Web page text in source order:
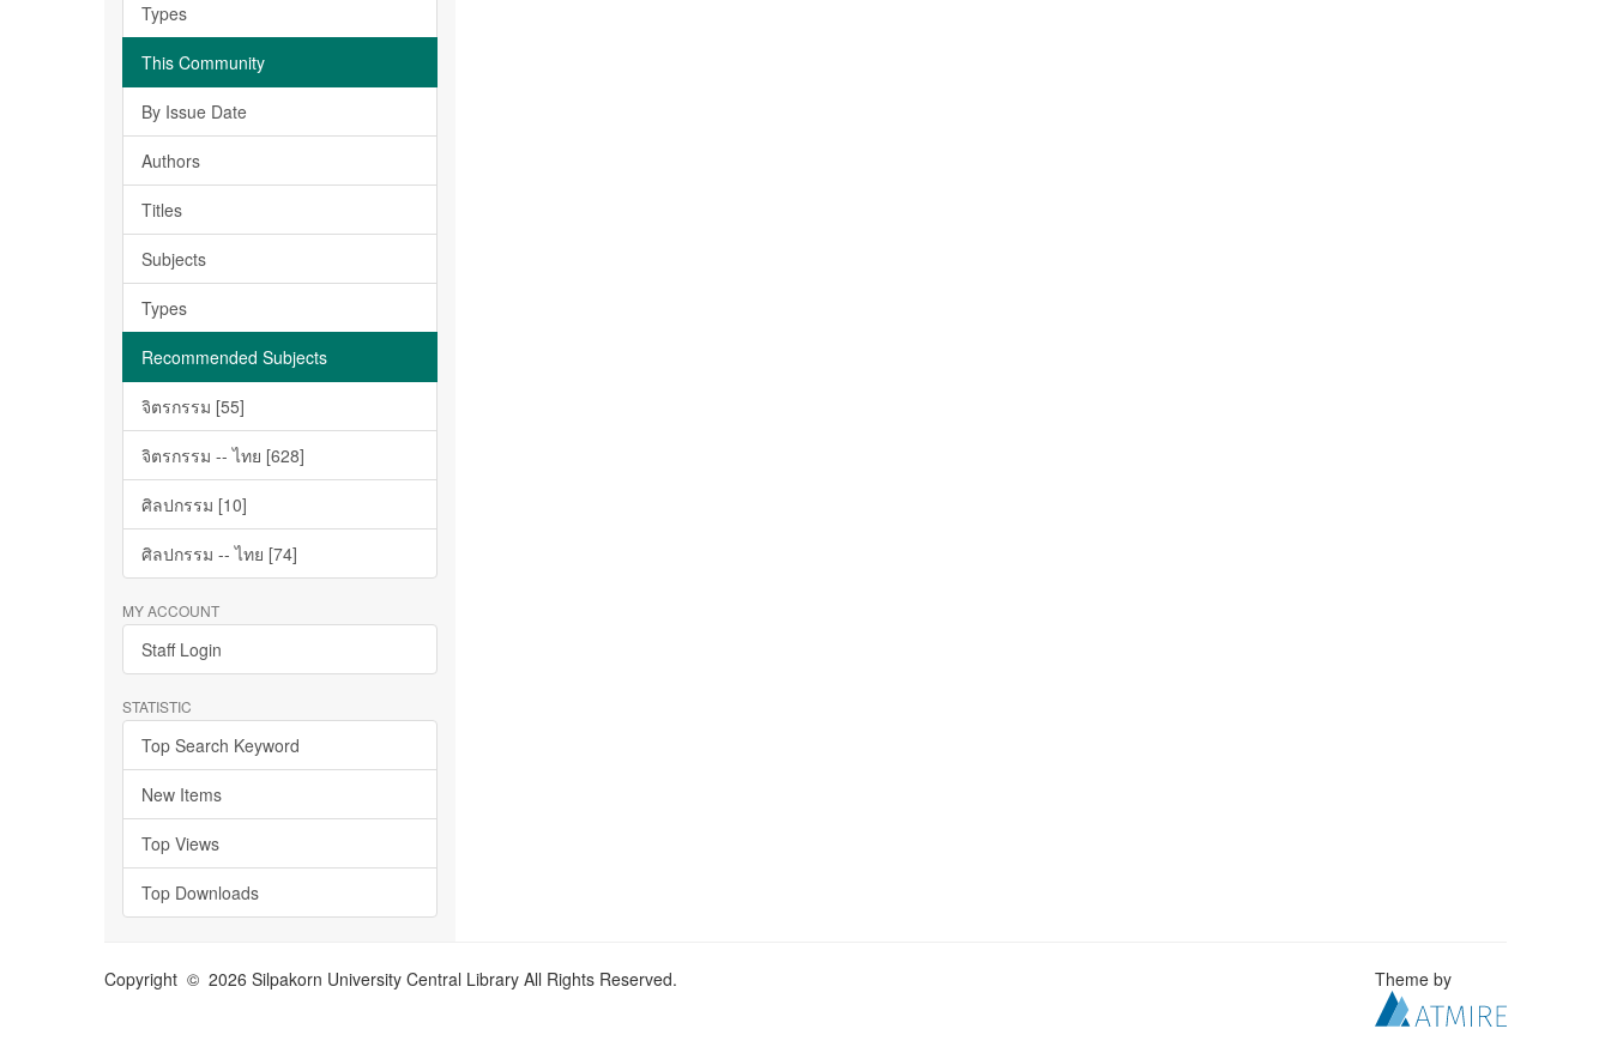
Types
This Community
By Issue Date
Authors
Titles
Subjects
Types
Recommended Subjects
จิตรกรรม [55]
จิตรกรรม -- ไทย [628]
ศิลปกรรม [10]
ศิลปกรรม -- ไทย [74]
MY ACCOUNT
Staff Login
STATISTIC
Top Search Keyword
New Items
Top Views
Top Downloads
Copyright © 2026 Silpakorn University Central Library All Rights Reserved. Theme by